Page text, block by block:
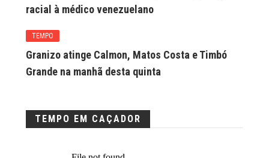
racial à médico venezuelano
TEMPO
Granizo atinge Calmon, Matos Costa e Timbó
Grande na manhã desta quinta
TEMPO EM CAÇADOR